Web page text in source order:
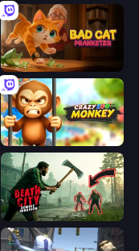
Bad Cat Prankster
Crazy Zoo Monkey
Death City Zombie Invasion